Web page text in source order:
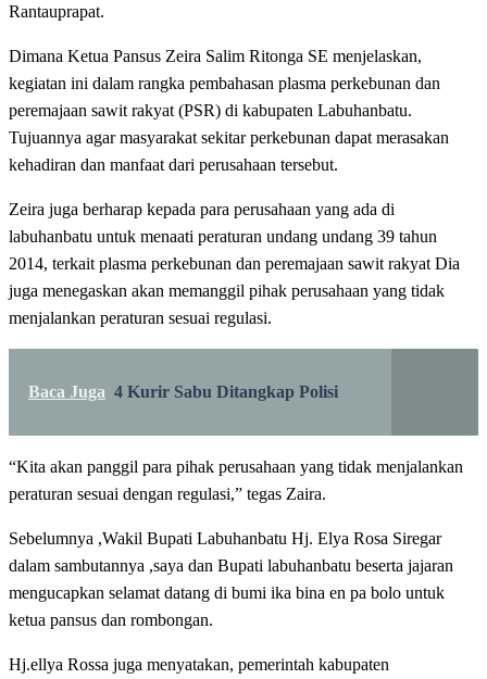
Rantauprapat.
Dimana Ketua Pansus Zeira Salim Ritonga SE menjelaskan,
kegiatan ini dalam rangka pembahasan plasma perkebunan dan
peremajaan sawit rakyat (PSR) di kabupaten Labuhanbatu.
Tujuannya agar masyarakat sekitar perkebunan dapat merasakan
kehadiran dan manfaat dari perusahaan tersebut.
Zeira juga berharap kepada para perusahaan yang ada di
labuhanbatu untuk menaati peraturan undang undang 39 tahun
2014, terkait plasma perkebunan dan peremajaan sawit rakyat Dia
juga menegaskan akan memanggil pihak perusahaan yang tidak
menjalankan peraturan sesuai regulasi.
Baca Juga 4 Kurir Sabu Ditangkap Polisi
“Kita akan panggil para pihak perusahaan yang tidak menjalankan
peraturan sesuai dengan regulasi,” tegas Zaira.
Sebelumnya ,Wakil Bupati Labuhanbatu Hj. Elya Rosa Siregar
dalam sambutannya ,saya dan Bupati labuhanbatu beserta jajaran
mengucapkan selamat datang di bumi ika bina en pa bolo untuk
ketua pansus dan rombongan.
Hj.ellya Rossa juga menyatakan, pemerintah kabupaten